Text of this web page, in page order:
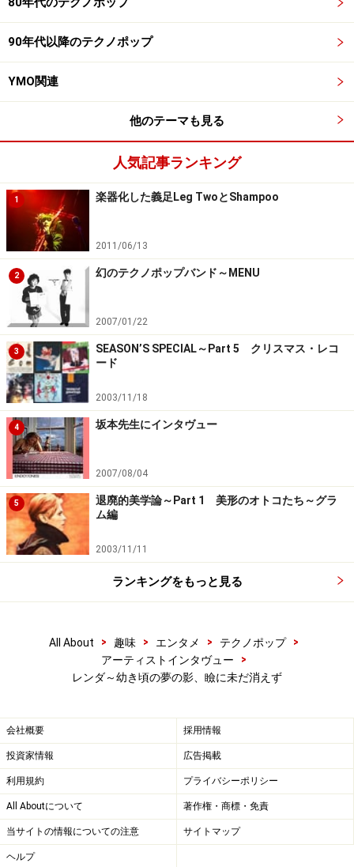
90年代以降のテクノポップ
YMO関連
他のテーマも見る
人気記事ランキング
1 楽器化した義足Leg TwoとShampoo
2011/06/13
2 幻のテクノポップバンド～MENU
2007/01/22
3
SEASON’S SPECIAL～Part 5 クリスマス・レコ
ード
2003/11/18
4 坂本先生にインタヴュー
2007/08/04
5
退廃的美学論～Part 1 美形のオトコたち～グラ
ム編
2003/11/11
ランキングをもっと見る
All About > 趣味 > エンタメ > テクノポップ
>
アーティストインタヴュー
>
レンダ～幼き頃の夢の影、瞼に未だ消えず
会社概要 採用情報
投資家情報 広告掲載
利用規約 プライバシーポリシー
All Aboutについて 著作権・商標・免責
当サイトの情報についての注意 サイトマップ
ヘルプ